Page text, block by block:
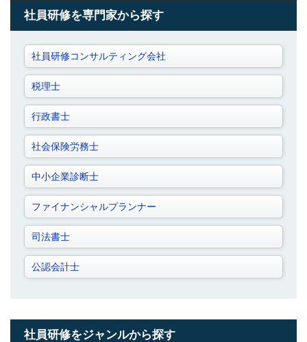
社員研修を専門家から探す
社員研修コンサルティング会社
税理士
行政書士
社会保険労務士
中小企業診断士
ファイナンシャルプランナー
司法書士
公認会計士
社員研修をジャンルから探す